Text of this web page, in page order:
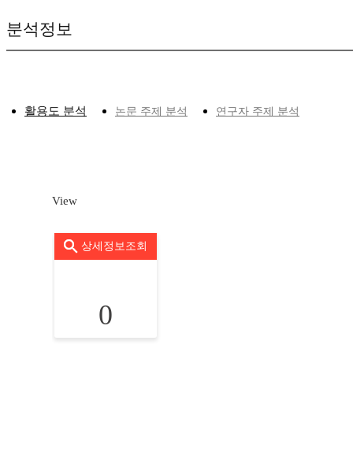
분석정보
활용도 분석 논문 주제 분석 연구자 주제 분석
View
상세정보조회
0